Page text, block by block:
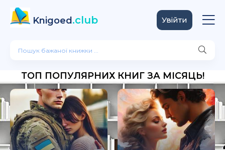
Knigoed .club Увійти
ТОП ПОПУЛЯРНИХ КНИГ ЗА МІСЯЦЬ!